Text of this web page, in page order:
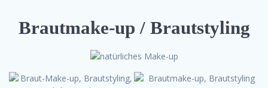
Brautmake-up / Brautstyling